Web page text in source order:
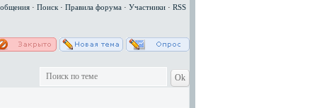
· Поиск · Правила форума · Участники · RSS